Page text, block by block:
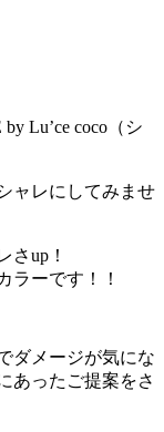
Lu’ce coco（シ
ャレにしてみませ
さup！
ラーです！！
ダメージが気にな
あったご提案をさ